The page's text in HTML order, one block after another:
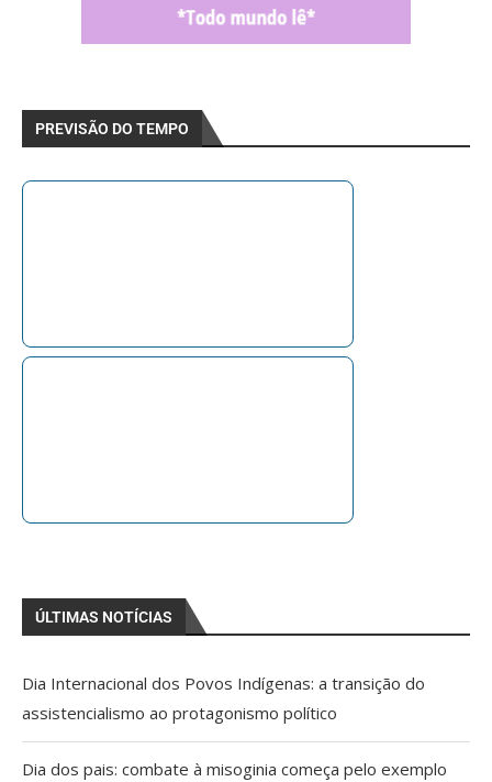
PREVISÃO DO TEMPO
ÚLTIMAS NOTÍCIAS
Dia Internacional dos Povos Indígenas: a transição do
assistencialismo ao protagonismo político
Dia dos pais: combate à misoginia começa pelo exemplo